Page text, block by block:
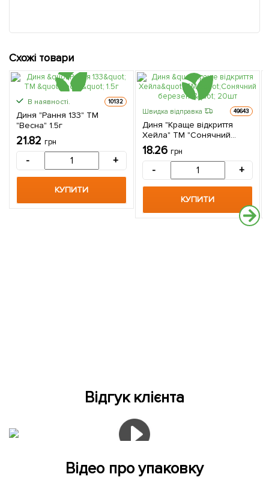
Схожі товари
В наявності. 10132
Диня "Рання 133" ТМ
"Весна" 1.5г
21.82 грн
- +
КУПИТИ
Швидка відправка 49643
Диня "Краще відкриття
Хейла" ТМ "Сонячний
березень" 20шт
18.26 грн
- +
КУПИТИ
Відгук клієнта
Відео про упаковку